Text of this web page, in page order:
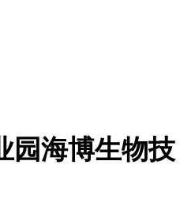
园海博生物技